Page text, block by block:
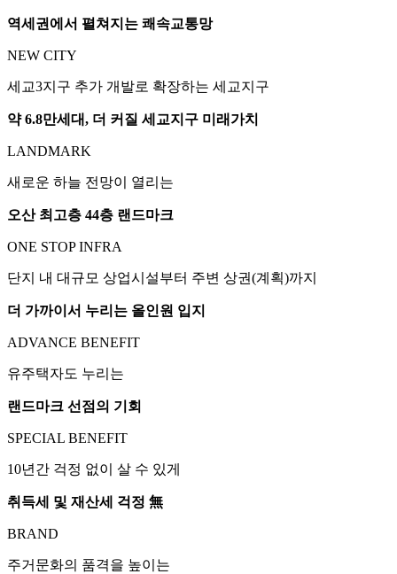
역세권에서 펼쳐지는 쾌속교통망
NEW CITY
세교3지구 추가 개발로 확장하는 세교지구
약 6.8만세대, 더 커질 세교지구 미래가치
LANDMARK
새로운 하늘 전망이 열리는
오산 최고층 44층 랜드마크
ONE STOP INFRA
단지 내 대규모 상업시설부터 주변 상권(계획)까지
더 가까이서 누리는 올인원 입지
ADVANCE BENEFIT
유주택자도 누리는
랜드마크 선점의 기회
SPECIAL BENEFIT
10년간 걱정 없이 살 수 있게
취득세 및 재산세 걱정 無
BRAND
주거문화의 품격을 높이는